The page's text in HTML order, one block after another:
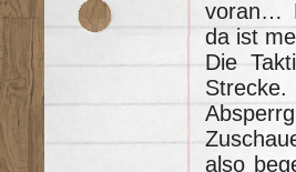
voran…
da ist
Die
also